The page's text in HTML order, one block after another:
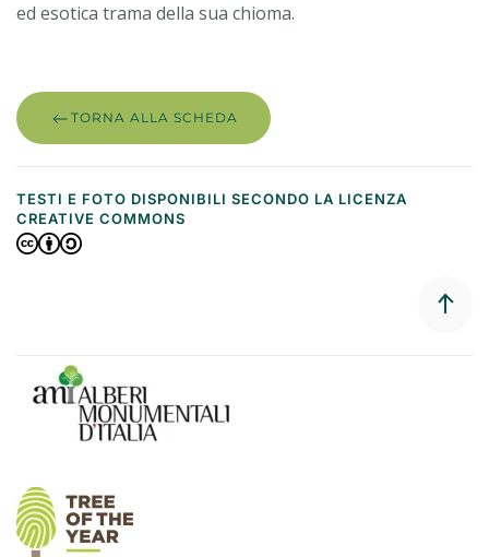
ed esotica trama della sua chioma.
TORNA ALLA SCHEDA
TESTI E FOTO DISPONIBILI SECONDO LA LICENZA
CREATIVE COMMONS